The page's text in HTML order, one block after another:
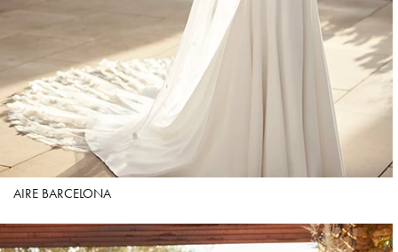
AIRE BARCELONA